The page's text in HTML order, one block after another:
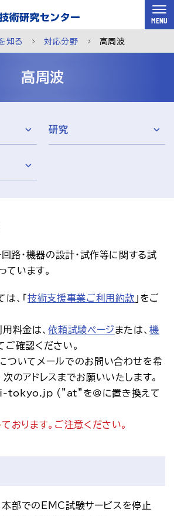
MENU
English
知る 対応分野 高周波
高周波
研究
路・機器の設計・試作等に関する試
ています。
、「技術支援事業ご利用約款 」をご
用料金は、依頼試験ページまたは、機
ご確認ください。
ついてメールでのお問い合わせを希
のアドレスまでお願いいたします。
("at"を@に置き換えて
おります。ご注意ください。
部でのEMC試験サービスを停止